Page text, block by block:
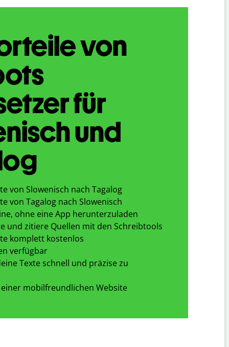
von
für
und
von Slowenisch nach Tagalog
von Tagalog nach Slowenisch
ohne eine App herunterzuladen
und zitiere Quellen mit den Schreibtools
komplett kostenlos
verfügbar
Texte schnell und präzise zu
mobilfreundlichen Website